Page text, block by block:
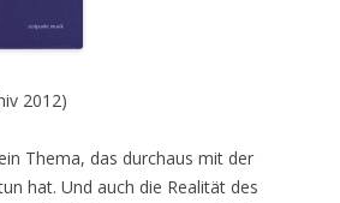
2012)
Thema, das durchaus mit der
hat. Und auch die Realität des